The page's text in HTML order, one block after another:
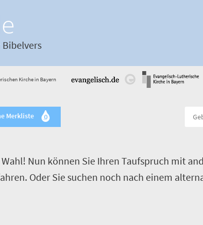
Kirche in Bayern
Merkliste 0
Nun können Sie Ihren Taufspruch mit
Oder Sie suchen noch nach einem